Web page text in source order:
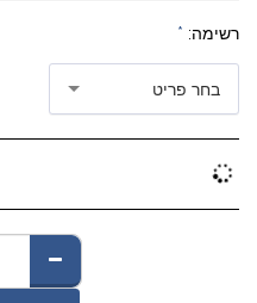
רשימה: *
בחר פריט